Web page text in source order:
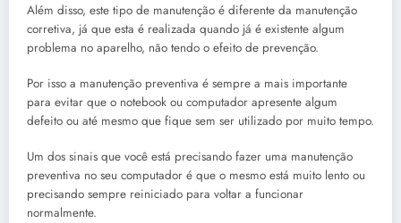
Além disso, este tipo de manutenção é diferente da manutenção
corretiva, já que esta é realizada quando já é existente algum
problema no aparelho, não tendo o efeito de prevenção.
Por isso a manutenção preventiva é sempre a mais importante
para evitar que o notebook ou computador apresente algum
defeito ou até mesmo que fique sem ser utilizado por muito tempo.
Um dos sinais que você está precisando fazer uma manutenção
preventiva no seu computador é que o mesmo está muito lento ou
precisando sempre reiniciado para voltar a funcionar
normalmente.